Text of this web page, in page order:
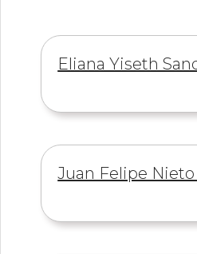
Información
Eliana Yiseth
Información
Juan Felipe